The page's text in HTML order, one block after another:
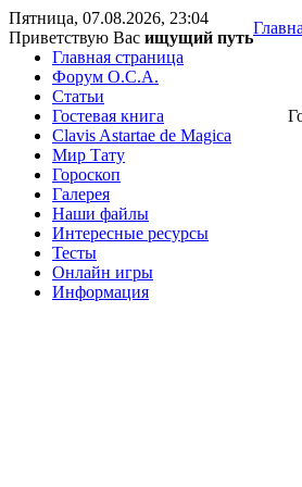
Пятница, 07.08.2026, 23:04
Приветствую Вас ищущий путь
Главная страница
Форум O.C.A.
Статьи
Гостевая книга
Clavis Astartae de Magica
Мир Тату
Гороскоп
Галерея
Наши файлы
Интересные ресурсы
Тесты
Онлайн игры
Информация